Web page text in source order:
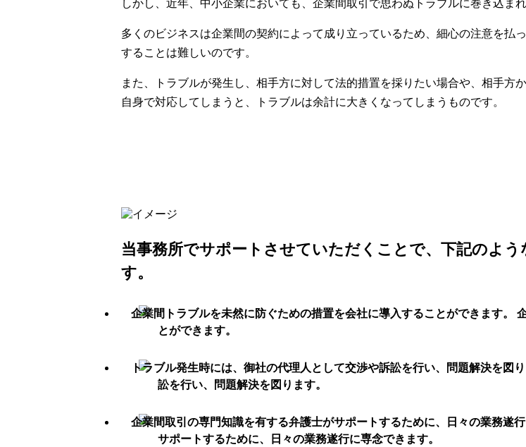
しかし、近年、中小企業においても、企業間取引で思わぬトラブルに巻き込ま
多くのビジネスは企業間の契約によって成り立っているため、細心の注意を払
することは難しいのです。
また、トラブルが発生し、相手方に対して法的措置を採りたい場合や、相手方
自身で対応してしまうと、トラブルは余計に大きくなってしまうものです。
当事務所でサポートさせていただくことで、下記のよ
す。
とができます。
訟を行い、問題解決を図ります。
サポートするために、日々の業務遂行に専念できます。